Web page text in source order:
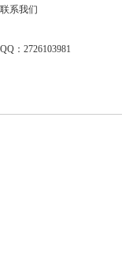
联系我们
QQ：2726103981